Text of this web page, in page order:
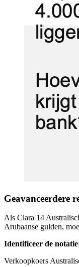
Geavanceerdere
Als Clara 14
Arubaanse gulden,
Identificeer de notatie:
Verkoopkoers